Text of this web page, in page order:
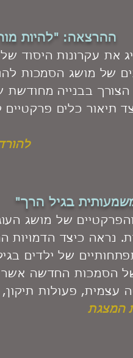
ההרצאה: "להיות
את עקרונות היסוד
של מושג הסמכות
בבנייה
תיאור כלים
בגיל הרך"
של מושג
כיצד הדמויות
של ילדים
הסמכות החדשה אשר
עצמית, פעולות תיקון,
המצגת